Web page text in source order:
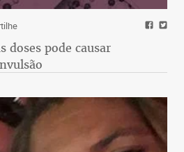
doses pode causar